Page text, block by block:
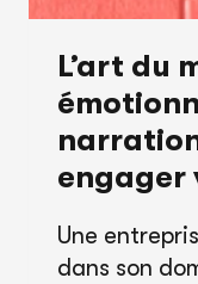
L’art du
engager
Une
dans son